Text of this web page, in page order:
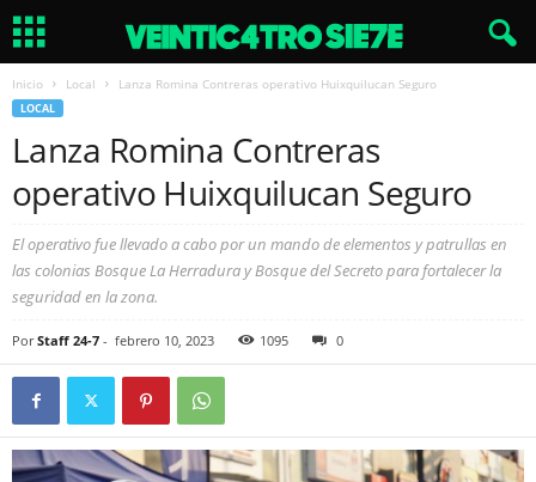
Inicio Local Lanza Romina Contreras operativo Huixquilucan Seguro
LOCAL
Lanza Romina Contreras
operativo Huixquilucan Seguro
El operativo fue llevado a cabo por un mando de elementos y patrullas en
las colonias Bosque La Herradura y Bosque del Secreto para fortalecer la
seguridad en la zona.
Por Staff 24-7 - febrero 10, 2023 1095 0